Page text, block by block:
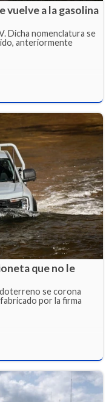
vuelve a la gasolina
Dicha nomenclatura se
anteriormente
que no le
se corona
por la firma